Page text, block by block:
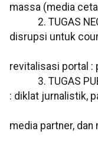
massa (media
2. TUGAS
disrupsi untuk
branding
revitalisasi portal :
3. TUGAS
: diklat jurnalistik,
media partner,